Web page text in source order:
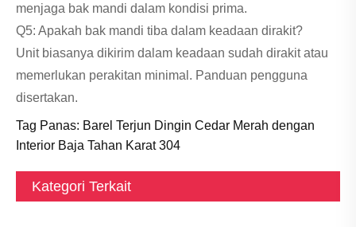
menjaga bak mandi dalam kondisi prima.
Q5: Apakah bak mandi tiba dalam keadaan dirakit?
Unit biasanya dikirim dalam keadaan sudah dirakit atau
memerlukan perakitan minimal. Panduan pengguna
disertakan.
Tag Panas: Barel Terjun Dingin Cedar Merah dengan
Interior Baja Tahan Karat 304
Kategori Terkait